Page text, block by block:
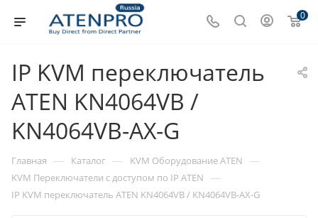
0
IP KVM переключатель
ATEN KN4064VB /
KN4064VB-AX-G
Главная — Каталог — KVM Оборудование ATEN —
KVM Переключатели с доступом по IP ATEN —
IP KVM переключатель ATEN KN4064VB / KN4064VB-AX-G